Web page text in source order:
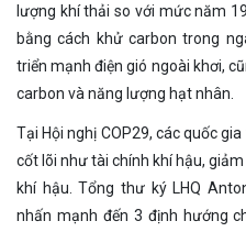
lượng khí thải so với mức năm
bằng cách khử carbon trong
triển mạnh điện gió ngoài khơi,
carbon và năng lượng hạt nhân.
Tại Hội nghị COP29, các quốc
cốt lõi như tài chính khí hậu,
khí hậu. Tổng thư ký LHQ
nhấn mạnh đến 3 định hướng